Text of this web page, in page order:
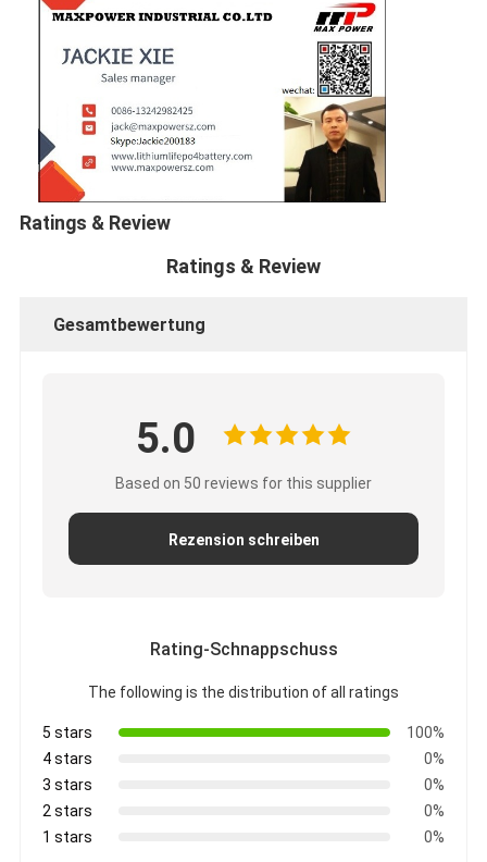
Ratings & Review
Ratings & Review
Gesamtbewertung
5.0
Based on 50 reviews for this supplier
Rezension schreiben
Rating-Schnappschuss
The following is the distribution of all ratings
5 stars
100%
4 stars
0%
3 stars
0%
2 stars
0%
1 stars
0%